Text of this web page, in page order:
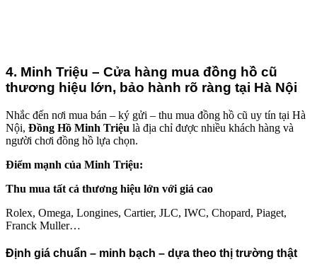
4. Minh Triệu – Cửa hàng mua đồng hồ cũ
thương hiệu lớn, bảo hành rõ ràng tại Hà Nội
Nhắc đến nơi mua bán – ký gửi – thu mua đồng hồ cũ uy tín tại Hà
Nội, Đồng Hồ Minh Triệu là địa chỉ được nhiều khách hàng và
người chơi đồng hồ lựa chọn.
Điểm mạnh của Minh Triệu:
Thu mua tất cả thương hiệu lớn với giá cao
Rolex, Omega, Longines, Cartier, JLC, IWC, Chopard, Piaget,
Franck Muller…
Định giá chuẩn – minh bạch – dựa theo thị trường thật